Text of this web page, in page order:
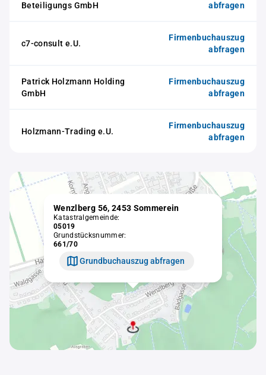
Beteiligungs GmbH
abfragen
c7-consult e.U.
Firmenbuchauszug
abfragen
Patrick Holzmann Holding
GmbH
Firmenbuchauszug
abfragen
Holzmann-Trading e.U.
Firmenbuchauszug
abfragen
Wenzlberg 56, 2453 Sommerein
Katastralgemeinde:
05019
Grundstücksnummer:
661/70
Grundbuchauszug abfragen